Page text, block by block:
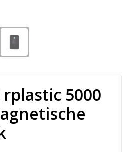
buiten
rplastic 5000